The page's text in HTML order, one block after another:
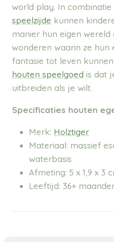
world play. In
speelzijde kunnen
manier hun eigen
wonderen waarin ze hun
fantasie tot leven
houten speelgoed is dat
uitbreiden als je wilt.
Specificaties houten
Merk: Holztiger
Materiaal: massief
waterbasis
Afmeting: 5 x 1,9 x 3
Leeftijd: 36+